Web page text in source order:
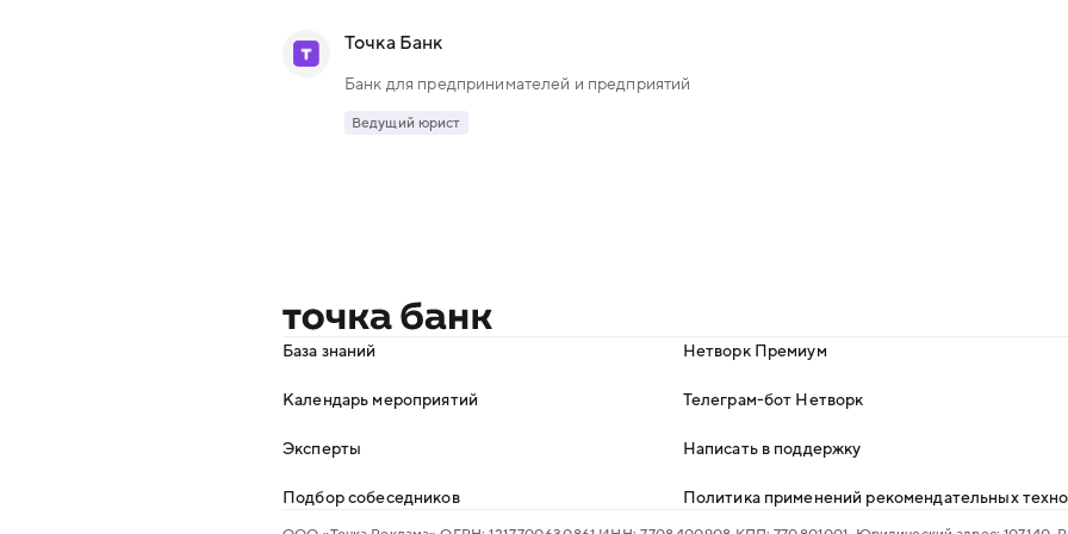
Точка Банк
Банк для предпринимателей и предприятий
Ведущий юрист
База знаний
Календарь мероприятий
Эксперты
Подбор собеседников
Нетворк Премиум
Телеграм-бот Нетворк
Написать в поддержку
Политика применений рекомендательных